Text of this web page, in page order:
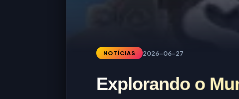
NOTÍCIAS 2026-06-27
Explorando o